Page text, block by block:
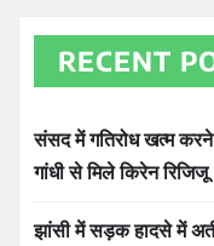
RECENT
संसद में गतिरोध खत्म करने
गांधी से मिले किरेन रिजिजू
झांसी में सड़क हादसे में